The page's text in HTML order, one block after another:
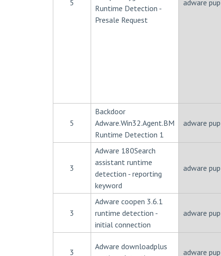
5
Runtime Detection -
Presale Request
adware pup
5
Backdoor
Adware.Win32.Agent.BM
Runtime Detection 1
adware pup
3
Adware 180Search
assistant runtime
detection - reporting
keyword
adware pup
3
Adware coopen 3.6.1
runtime detection -
initial connection
adware pup
3
Adware downloadplus
adware pup